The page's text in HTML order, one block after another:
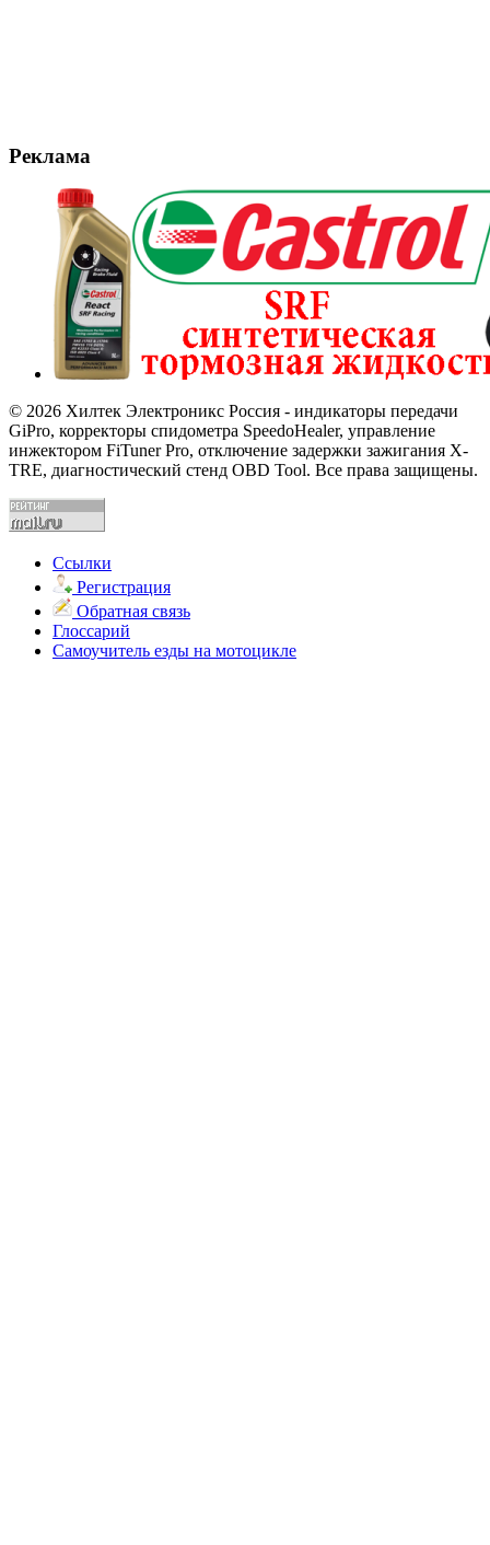
Реклама
© 2026 Хилтек Электроникс Россия - индикаторы передачи
GiPro, корректоры спидометра SpeedoHealer, управление
инжектором FiTuner Pro, отключение задержки зажигания X-
TRE, диагностический стенд OBD Tool. Все права защищены.
Ссылки
Регистрация
Обратная связь
Глоссарий
Самоучитель езды на мотоцикле